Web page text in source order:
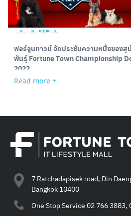
ฟอร์จูนทาวน์ จัดประชันความหนึ่งของสุ
พันธุ์ Fortune Town Championship
2022
Read more +
7 Ratchadapisek road, Din
Bangkok 10400
One Stop Service 02 766 3883,